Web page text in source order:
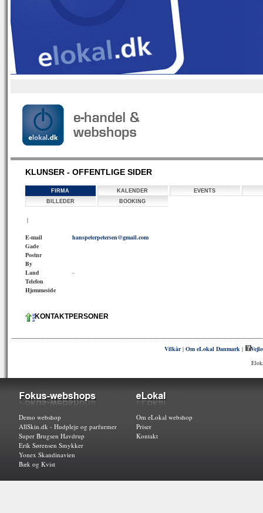
KLUNSER - OFFENTLIGE SIDER
FIRMA KALENDER
EVENTS
BILLEDER
BOOKING
|
E-mail
hanspeterpetersen@gmail.com
Gade
Postnr
By
Land
-
Telefon
Hjemmeside
KONTAKTPERSONER
Vilkår|Om eLokal Danmark |
Demo webshop
AllSkin.dk - Hudpleje og parfurmer
Super Brugsen Havdrup
Erik Sørensen Smykker
Yonex Skandinavien
Bæk og Kvist
Om eLokal webshop
Priser
Kontakt